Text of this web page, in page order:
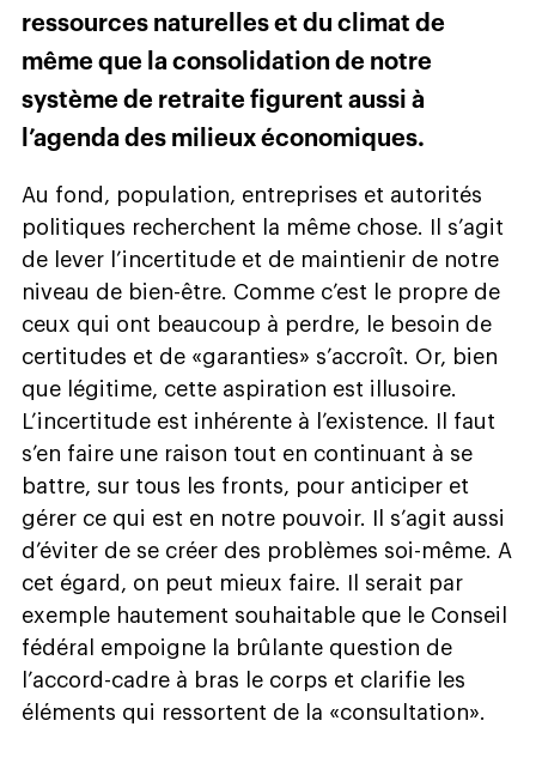
ressources naturelles et du climat de
même que la consolidation de notre
système de retraite figurent aussi à
l’agenda des milieux économiques.
Au fond, population, entreprises et autorités
politiques recherchent la même chose. Il s’agit
de lever l’incertitude et de maintienir de notre
niveau de bien-être. Comme c’est le propre de
ceux qui ont beaucoup à perdre, le besoin de
certitudes et de «garanties» s’accroît. Or, bien
que légitime, cette aspiration est illusoire.
L’incertitude est inhérente à l’existence. Il faut
s’en faire une raison tout en continuant à se
battre, sur tous les fronts, pour anticiper et
gérer ce qui est en notre pouvoir. Il s’agit aussi
d’éviter de se créer des problèmes soi-même. A
cet égard, on peut mieux faire. Il serait par
exemple hautement souhaitable que le Conseil
fédéral empoigne la brûlante question de
l’accord-cadre à bras le corps et clarifie les
éléments qui ressortent de la «consultation».